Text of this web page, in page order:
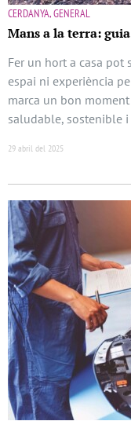
CERDANYA, GENERAL
Mans a la terra:
Fer un hort a casa pot
espai ni experiència
marca un bon
saludable, sostenible
29 abril del 2025